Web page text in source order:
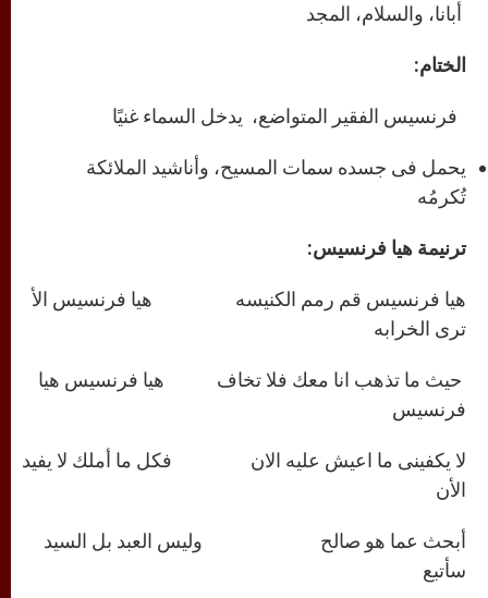
أبانا، والسلام، المجد
الختام:
فرنسيس الفقير المتواضع، يدخل السماء غنيًا
يحمل فى جسده سمات المسيح، وأناشيد الملائكة
تُكرمُه
ترنيمة هيا فرنسيس:
هيا فرنسيس قم رمم الكنيسه هيا فرنسيس الأ
ترى الخرابه
حيث ما تذهب انا معك فلا تخاف هيا فرنسيس هيا
فرنسيس
لا يكفينى ما اعيش عليه الان فكل ما أملك لا يفيد
الأن
أبحث عما هو صالح وليس العبد بل السيد
سأتبع